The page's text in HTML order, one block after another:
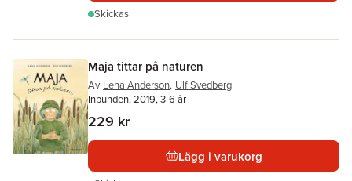
Skickas
Maja tittar på naturen
Av Lena Anderson, Ulf Svedberg
Inbunden, 2019, 3-6 år
229 kr
Lägg i varukorg